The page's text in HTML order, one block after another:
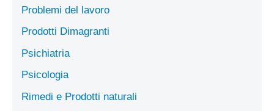
Problemi del lavoro
Prodotti Dimagranti
Psichiatria
Psicologia
Rimedi e Prodotti naturali